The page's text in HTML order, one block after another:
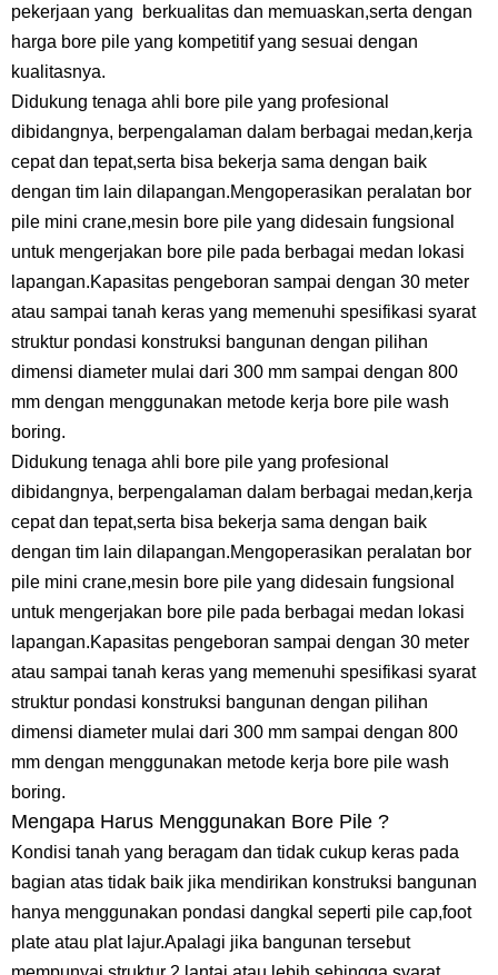
pekerjaan yang berkualitas dan memuaskan,serta dengan
harga bore pile yang kompetitif yang sesuai dengan
kualitasnya.
Didukung tenaga ahli bore pile yang profesional
dibidangnya, berpengalaman dalam berbagai medan,kerja
cepat dan tepat,serta bisa bekerja sama dengan baik
dengan tim lain dilapangan.Mengoperasikan peralatan bor
pile mini crane,mesin bore pile yang didesain fungsional
untuk mengerjakan bore pile pada berbagai medan lokasi
lapangan.Kapasitas pengeboran sampai dengan 30 meter
atau sampai tanah keras yang memenuhi spesifikasi syarat
struktur pondasi konstruksi bangunan dengan pilihan
dimensi diameter mulai dari 300 mm sampai dengan 800
mm dengan menggunakan metode kerja bore pile wash
boring.
Didukung tenaga ahli bore pile yang profesional
dibidangnya, berpengalaman dalam berbagai medan,kerja
cepat dan tepat,serta bisa bekerja sama dengan baik
dengan tim lain dilapangan.Mengoperasikan peralatan bor
pile mini crane,mesin bore pile yang didesain fungsional
untuk mengerjakan bore pile pada berbagai medan lokasi
lapangan.Kapasitas pengeboran sampai dengan 30 meter
atau sampai tanah keras yang memenuhi spesifikasi syarat
struktur pondasi konstruksi bangunan dengan pilihan
dimensi diameter mulai dari 300 mm sampai dengan 800
mm dengan menggunakan metode kerja bore pile wash
boring.
Mengapa Harus Menggunakan Bore Pile ?
Kondisi tanah yang beragam dan tidak cukup keras pada
bagian atas tidak baik jika mendirikan konstruksi bangunan
hanya menggunakan pondasi dangkal seperti pile cap,foot
plate atau plat lajur.Apalagi jika bangunan tersebut